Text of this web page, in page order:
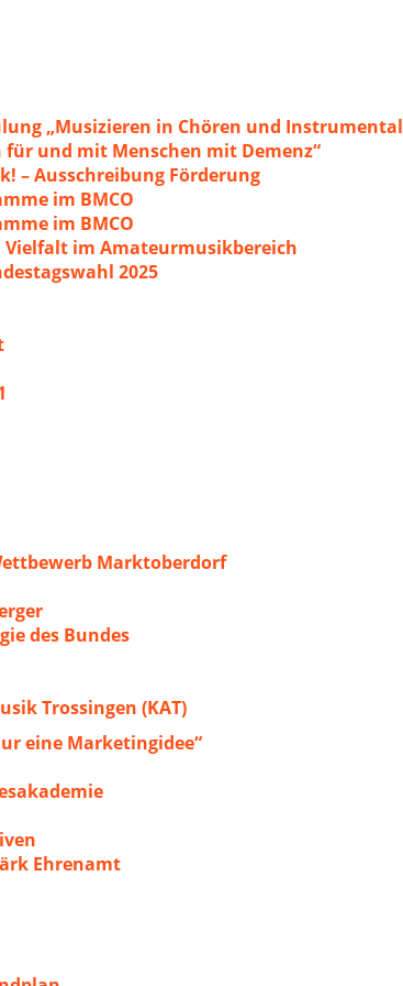
„Musizieren in Chören und
für und mit Menschen mit Demenz“
– Ausschreibung Förderung
im BMCO
im BMCO
im Amateurmusikbereich
2025
Marktoberdorf
des Bundes
Trossingen (KAT)
eine Marketingidee“
Ehrenamt